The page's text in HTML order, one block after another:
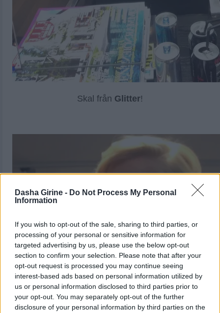
Dasha Girine - Do Not Process My Personal
Information
If you wish to opt-out of the sale, sharing to third parties, or
processing of your personal or sensitive information for
targeted advertising by us, please use the below opt-out
section to confirm your selection. Please note that after your
opt-out request is processed you may continue seeing
interest-based ads based on personal information utilized by
us or personal information disclosed to third parties prior to
your opt-out. You may separately opt-out of the further
disclosure of your personal information by third parties on the
Skal från Glitter!